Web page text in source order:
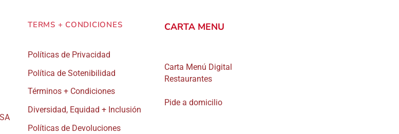
TERMS + CONDICIONES
Políticas de Privacidad
Política de Sotenibilidad
Términos + Condiciones
Diversidad, Equidad + Inclusión
Políticas de Devoluciones
CARTA MENU
Carta Menú Digital
Restaurantes
Pide a domicilio